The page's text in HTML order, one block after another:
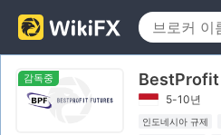
감독중 BestProfit
5-10년
인도네시아 규제
1
2
3
0
1
0
1
2